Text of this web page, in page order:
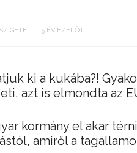
5 ÉV EZELŐTT
ki a kukába?!
azt is elmondta az
kormány el akar
amiről a